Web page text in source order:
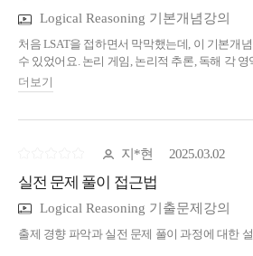
Logical Reasoning 기본개념강의
처음 LSAT을 접하면서 막막했는데, 이 기본개
수 있었어요. 논리 게임, 논리적 추론, 독해 각
체계적으로 설명해줘서 초보자도 이해하기 쉬
오답 분석법이 정말 유익했어요. 강사님의 설명
달라졌어요. LSAT 준비를 처음 시작하는 분들
더보기
지*현 2025.03.02
실전 문제 풀이 접근법
Logical Reasoning 기출문제강의
출제 경향 파악과 실전 문제 풀이 과정에 대한